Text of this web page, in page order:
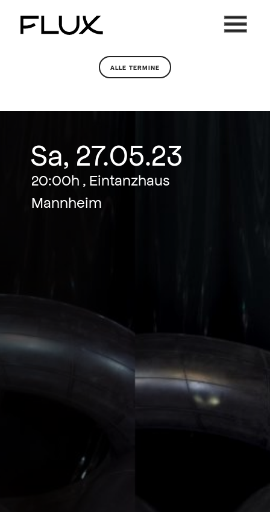
Inhalt
ALLE TERMINE
Sa, 27.05.23
20:00h , Eintanzhaus
Mannheim